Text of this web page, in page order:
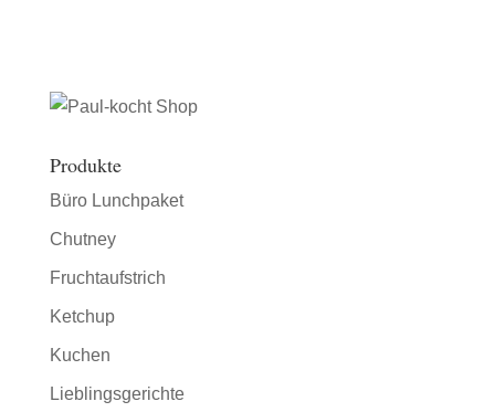
Produkte
Büro Lunchpaket
Chutney
Fruchtaufstrich
Ketchup
Kuchen
Lieblingsgerichte